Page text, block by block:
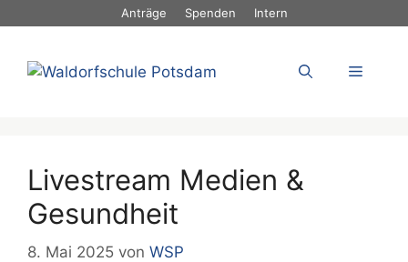
Anträge Spenden Intern
Menü
Livestream Medien &
Gesundheit
8. Mai 2025 von WSP